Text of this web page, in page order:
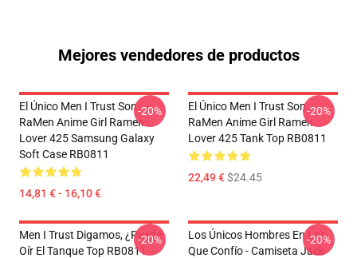
Mejores vendedores de productos
El Único Men I Trust Son
RaMen Anime Girl Ramen
Lover 425 Samsung Galaxy
Soft Case RB0811
14,81 € - 16,10 €
-20%
El Único Men I Trust Son
RaMen Anime Girl Ramen
Lover 425 Tank Top RB0811
22,49 €$24.45
-20%
Men I Trust Digamos, ¿puede
Oír El Tanque Top RB0811
-20%
Los Únicos Hombres En Los
Que Confío - Camiseta Jack
-20%